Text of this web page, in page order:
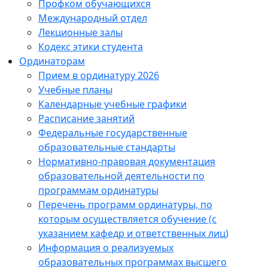
Профком обучающихся
Международный отдел
Лекционные залы
Кодекс этики студента
Ординаторам
Прием в ординатуру 2026
Учебные планы
Календарные учебные графики
Расписание занятий
Федеральные государственные
образовательные стандарты
Нормативно-правовая документация
образовательной деятельности по
программам ординатуры
Перечень программ ординатуры, по
которым осуществляется обучение (с
указанием кафедр и ответственных лиц)
Информация о реализуемых
образовательных программах высшего